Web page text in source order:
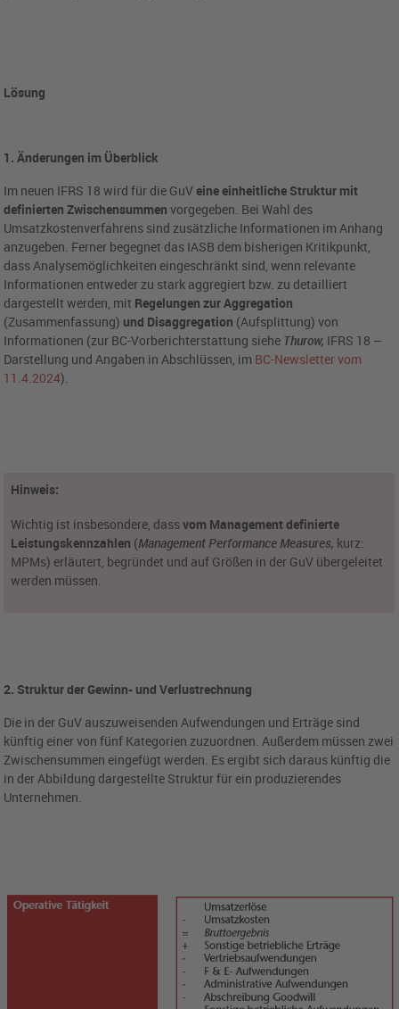
Lösung
1. Änderungen im Überblick
Im neuen IFRS 18 wird für die GuVeine einheitliche Struktur mit
definierten Zwischensummen vorgegeben. Bei Wahl des
Umsatzkostenverfahrens sind zusätzliche Informationen im Anhang
anzugeben. Ferner begegnet das IASB dem bisherigen Kritikpunkt,
dass Analysemöglichkeiten eingeschränkt sind, wenn relevante
Informationen entweder zu stark aggregiert bzw. zu detailliert
dargestellt werden, mit Regelungen zur Aggregation
(Zusammenfassung) und Disaggregation (Aufsplittung) von
Informationen (zur BC-Vorberichterstattung siehe Thurow, IFRS 18 –
Darstellung und Angaben in Abschlüssen, im BC-Newsletter vom
11.4.2024).
Hinweis:
Wichtig ist insbesondere, dassvom Management definierte
Leistungskennzahlen (Management Performance Measures, kurz:
MPMs) erläutert, begründet und auf Größen in der GuV übergeleitet
werden müssen.
2. Struktur der Gewinn- und Verlustrechnung
Die in der GuV auszuweisenden Aufwendungen und Erträge sind
künftig einer von fünf Kategorien zuzuordnen. Außerdem müssen zwei
Zwischensummen eingefügt werden. Es ergibt sich daraus künftig die
in der Abbildung dargestellte Struktur für ein produzierendes
Unternehmen.